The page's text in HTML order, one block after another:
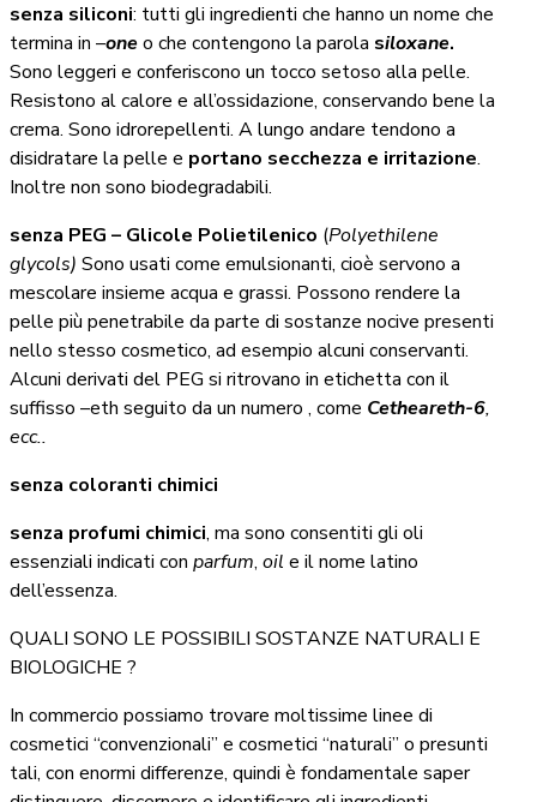
senza siliconi: tutti gli ingredienti che hanno un nome che
termina in –oneo che contengono la parola siloxane.
Sono leggeri e conferiscono un tocco setoso alla pelle.
Resistono al calore e all’ossidazione, conservando bene la
crema. Sono idrorepellenti. A lungo andare tendono a
disidratare la pelle e portano secchezza e irritazione.
Inoltre non sono biodegradabili.
senza PEG – Glicole Polietilenico (Polyethilene
glycols) Sono usati come emulsionanti, cioè servono a
mescolare insieme acqua e grassi. Possono rendere la
pelle più penetrabile da parte di sostanze nocive presenti
nello stesso cosmetico, ad esempio alcuni conservanti.
Alcuni derivati del PEG si ritrovano in etichetta con il
suffisso –eth seguito da un numero , come Cetheareth-6,
ecc..
senza coloranti chimici
senza profumi chimici, ma sono consentiti gli oli
essenziali indicati con parfum, oil e il nome latino
dell’essenza.
QUALI SONO LE POSSIBILI SOSTANZE NATURALI E
BIOLOGICHE ?
In commercio possiamo trovare moltissime linee di
cosmetici “convenzionali” e cosmetici “naturali” o presunti
tali, con enormi differenze, quindi è fondamentale saper